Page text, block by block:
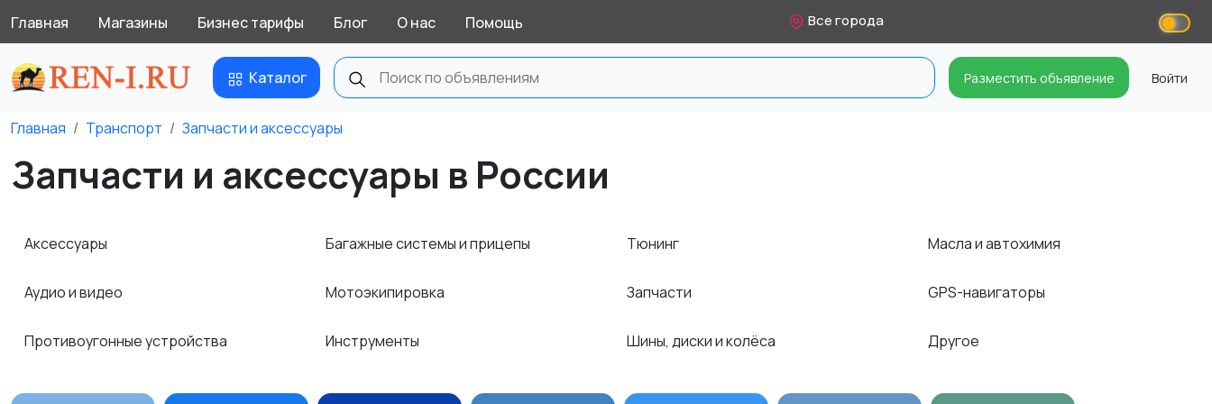
Главная Магазины Бизнес тарифы Блог О нас Помощь Все города
Каталог Разместить объявление Войти
Главная Транспорт Запчасти и аксессуары
Запчасти и аксессуары в России
Аксессуары
Аудио и видео
Противоугонные устройства
Багажные системы и прицепы
Мотоэкипировка
Инструменты
Тюнинг
Запчасти
Шины, диски и колёса
Масла и автохимия
GPS-навигаторы
Другое